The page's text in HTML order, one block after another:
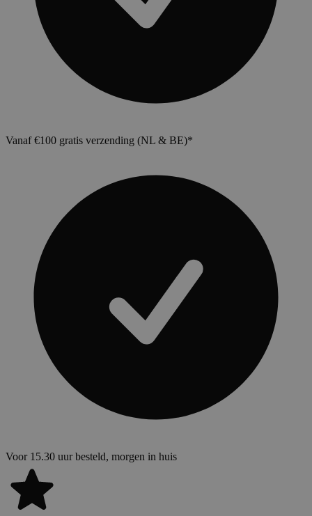
Vanaf €100 gratis verzending (NL & BE)*
Voor 15.30 uur besteld, morgen in huis